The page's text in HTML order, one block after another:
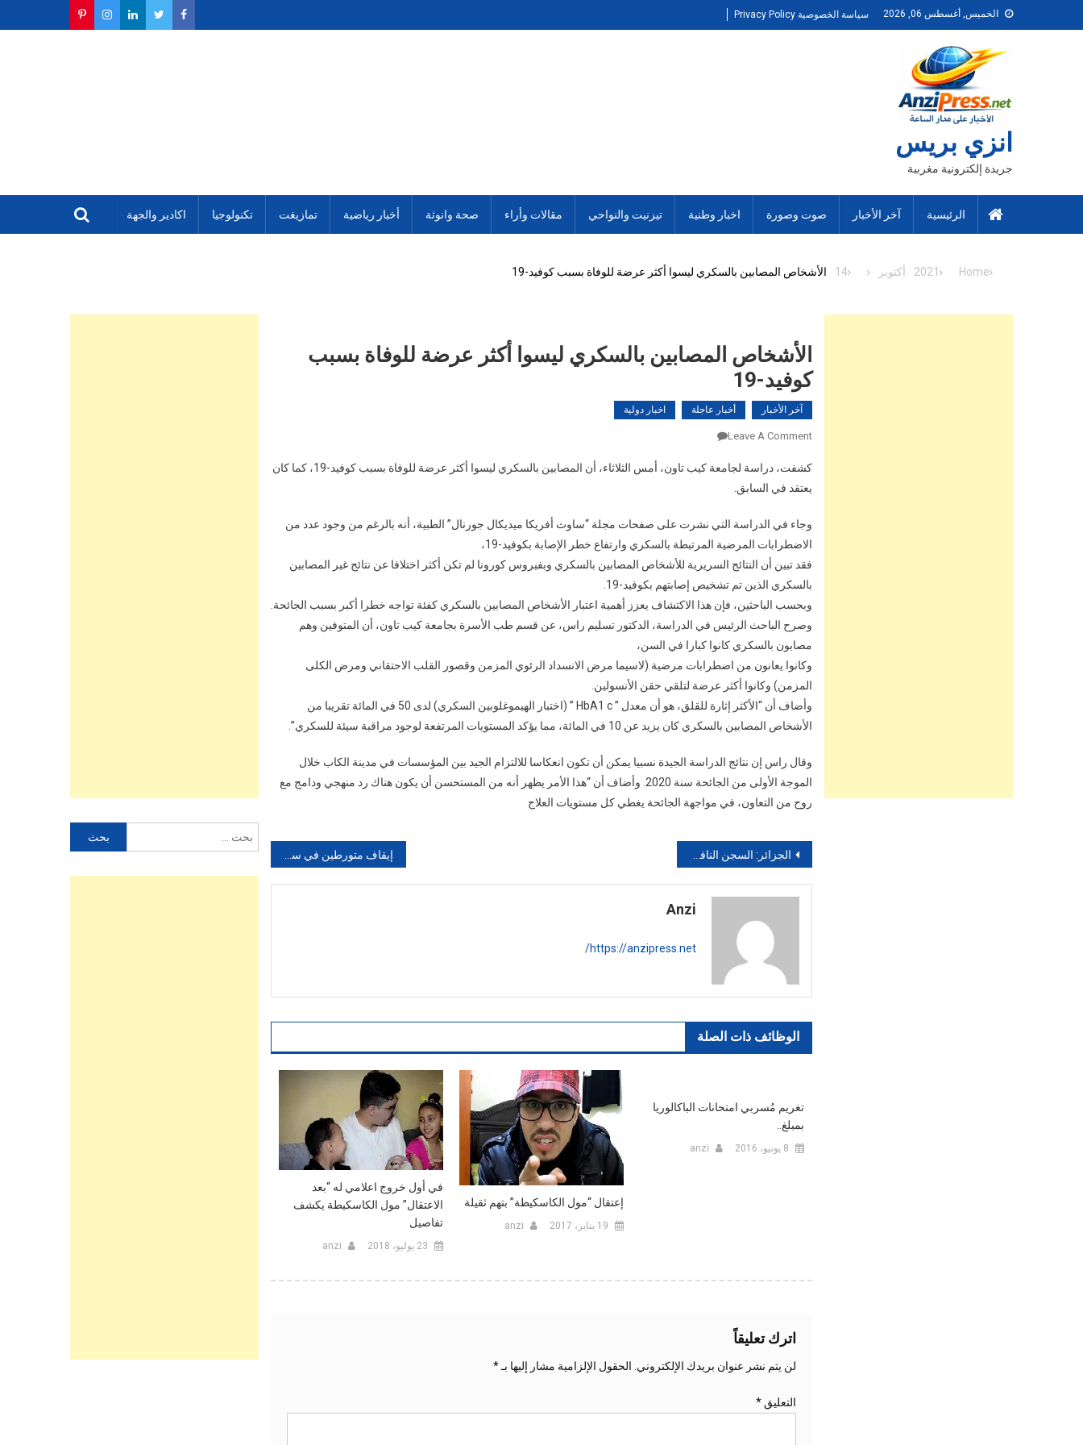
to
الخميس, أغسطس 06, 2026 سياسة الخصوصية Privacy Policy
انزي بريس
جريدة إلكترونية مغربية
الرئيسية آخر الأخبار صوت وصورة اخبار وطنية تيزنيت والنواحي مقالات وأراء صحة وانوثة أخبار رياضية تمازيغت تكنولوجيا اكادير والجهة
Home
2021 أكتوبر 14 الأشخاص المصابين بالسكري ليسوا أكثر عرضة للوفاة بسبب كوفيد-19
الأشخاص المصابين بالسكري ليسوا أكثر عرضة للوفاة بسبب
كوفيد-19
آخر الأخبار أخبار عاجلة اخبار دولية
Leave A Comment
المصابين
أكثر
عرضة
للوفاة
بسبب
كوفيد-19
كشفت، دراسة لجامعة كيب تاون، أمس الثلاثاء، أن المصابين بالسكري ليسوا أكثر عرضة للوفاة بسبب كوفيد-19، كما كان
يعتقد في السابق.
وجاء في الدراسة التي نشرت على صفحات مجلة “ساوث أفريكا ميديكال جورنال” الطبية، أنه بالرغم من وجود عدد من
الاضطرابات المرضية المرتبطة بالسكري وارتفاع خطر الإصابة بكوفيد-19،
فقد تبين أن النتائج السريرية للأشخاص المصابين بالسكري وبفيروس كورونا لم تكن أكثر اختلافا عن نتائج غير المصابين
بالسكري الذين تم تشخيص إصابتهم بكوفيد-19.
وبحسب الباحثين، فإن هذا الاكتشاف يعزز أهمية اعتبار الأشخاص المصابين بالسكري كفئة تواجه خطرا أكبر بسبب الجائحة.
وصرح الباحث الرئيس في الدراسة، الدكتور تسليم راس، عن قسم طب الأسرة بجامعة كيب تاون، أن المتوفين وهم
مصابون بالسكري كانوا كبارا في السن،
وكانوا يعانون من اضطرابات مرضية (لاسيما مرض الانسداد الرئوي المزمن وقصور القلب الاحتقاني ومرض الكلى
المزمن) وكانوا أكثر عرضة لتلقي حقن الأنسولين.
وأضاف أن “الأكثر إثارة للقلق، هو أن معدل ” HbA1 c ” (اختبار الهيموغلوبين السكري) لدى 50 في المائة تقريبا من
الأشخاص المصابين بالسكري كان يزيد عن 10 في المائة، مما يؤكد المستويات المرتفعة لوجود مراقبة سيئة للسكري”.
وقال راس إن نتائج الدراسة الجيدة نسبيا يمكن أن تكون انعكاسا للالتزام الجيد بين المؤسسات في مدينة الكاب خلال
الموجة الأولى من الجائحة سنة 2020. وأضاف أن “هذا الأمر يظهر أنه من المستحسن أن يكون هناك رد منهجي ودامج مع
روح من التعاون، في مواجهة الجائحة يغطي كل مستويات العلاج
تصفّح
المقالات
الجزائر: السجن النافذ لوزير عدل سابق
Anzi
https://anzipress.net/
الوظائف ذات الصلة
تغريم مُسربي امتحانات الباكالوريا
بمبلغ..
8 يونيو، 2016 anzi
إعتقال “مول الكاسكيطة” بتهم ثقيلة
19 يناير، 2017 anzi
في أول خروج اعلامي له “بعد
الاعتقال” مول الكاسكيطة يكشف
تفاصيل
23 يوليو، 2018 anzi
اترك تعليقاً
لن يتم نشر عنوان بريدك الإلكتروني. الحقول الإلزامية مشار إليها بـ*
التعليق *
عن: